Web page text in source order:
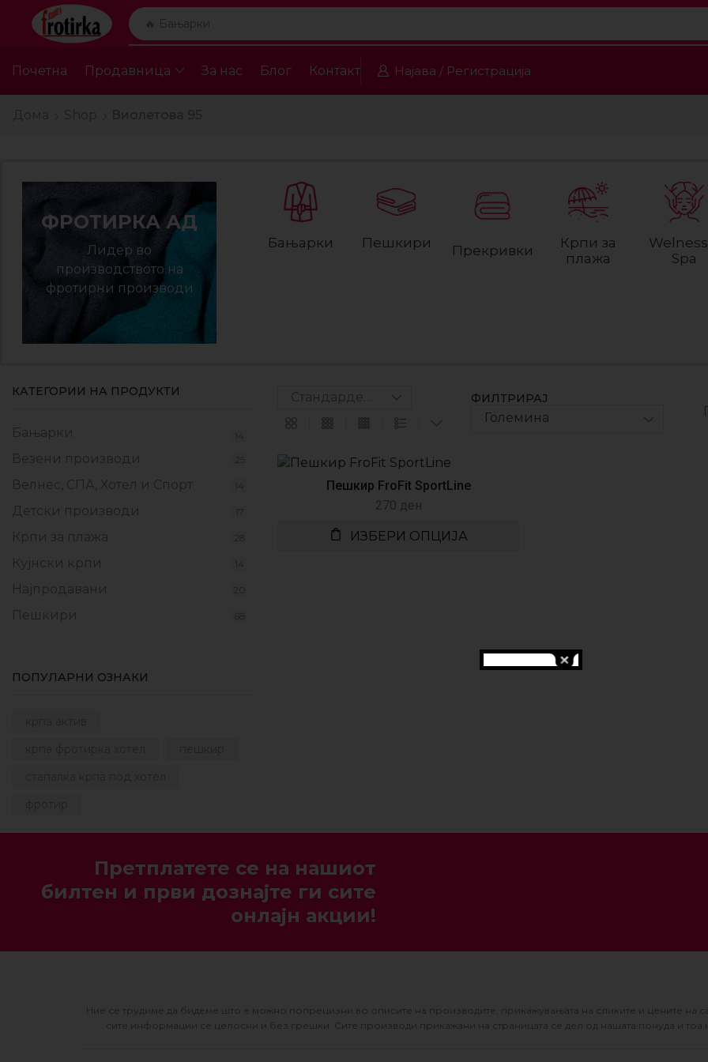
🔥 Крпи за плажа
Почетна Продавница За нас Блог Контакт Најава / Регистрација
ФРОТИРКА АД
Лидер во
производството на
фротирни производи
Бањарки Пешкири
Прекривки
Крпи за
плажа
Spa
КАТЕГОРИИ НА ПРОДУКТИ
Бањарки
Везени производи
Велнес, СПА, Хотел и Спорт
Детски производи
Крпи за плажа
Кујнски крпи
Најпродавани
Пешкири
ПОПУЛАРНИ ОЗНАКИ
ФИЛТРИРАЈ
Големина
Пешкир FroFit SportLine
270 ден
ИЗБЕРИ ОПЦИЈА
Претплатете се на нашиот
билтен и први дознајте ги сите
онлајн акции!
Ние се трудиме да бидеме што е можно попрецизни во описите на производите, прикажувањата на сликите и цените на
сите информации се целосни и без грешки. Сите производи прикажани на страницата се дел од нашата понуда и тоа